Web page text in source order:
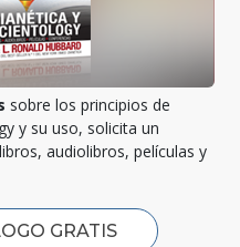
sobre los principios de
y su uso, solicita un
audiolibros, películas y
GRATIS